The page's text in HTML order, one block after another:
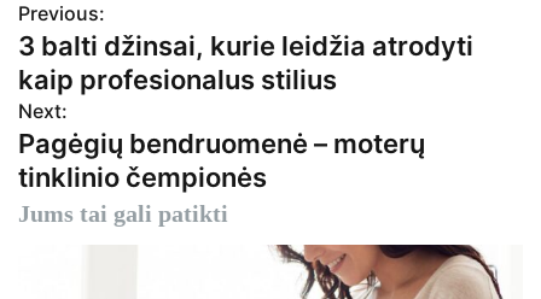
N
a
v
i
g
Previous:
3 balti džinsai, kurie leidžia atrodyti
kaip profesionalus stilius
Next:
Pagėgių bendruomenė – moterų
tinklinio čempionės
Jums tai gali patikti